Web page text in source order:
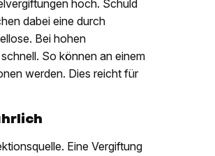
hoch. Schuld
dabei eine durch
Bei hohen
So können an einem
werden. Dies reicht für
Eine Vergiftung